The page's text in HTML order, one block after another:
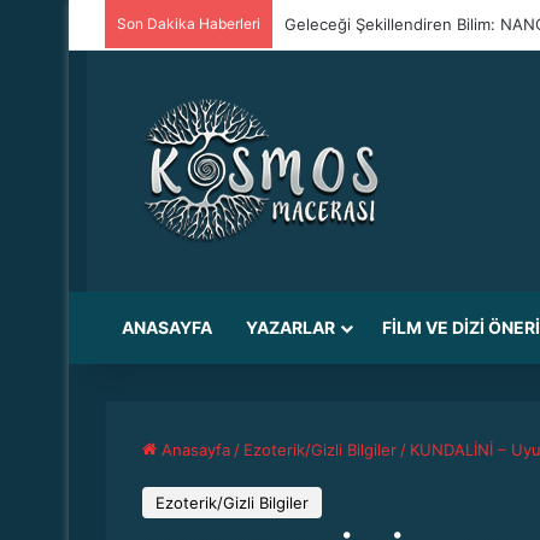
Son Dakika Haberleri Geleceği Şekillendiren Bilim:
ANASAYFA YAZARLAR FILM VE DIZI
Anasayfa / Ezoterik/Gizli Bilgiler / KUNDALİNİ –
Ezoterik/Gizli Bilgiler